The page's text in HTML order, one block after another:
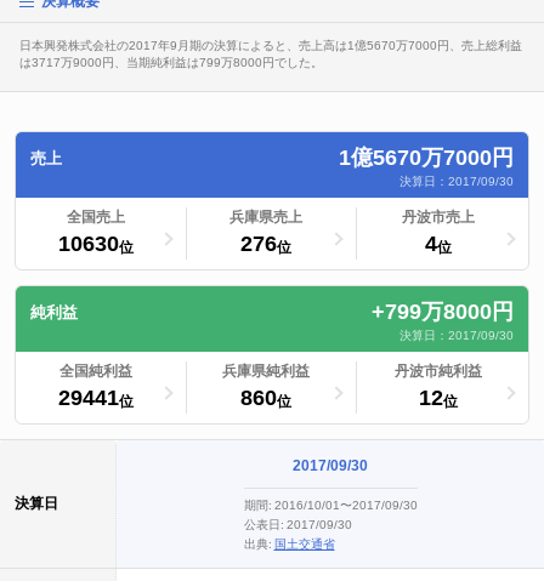
日本興発株式会社の2017年9月期の決算によると、売上高は1億5670万7000円、売上総利益
は3717万9000円、当期純利益は799万8000円でした。
売上 1億5670万7000円
決算日：2017/09/30
全国売上
10630位
ランキングへ 兵庫県売上
276位
ランキングへ 丹波市売上
4位
ランキングへ
純利益 +799万8000円
決算日：2017/09/30
全国純利益
29441位
ランキングへ 兵庫県純利益
860位
ランキングへ 丹波市純利益
12位
ランキングへ
2017/09/30
期間: 2016/10/01〜2017/09/30
公表日: 2017/09/30
出典: 国土交通省
決算日